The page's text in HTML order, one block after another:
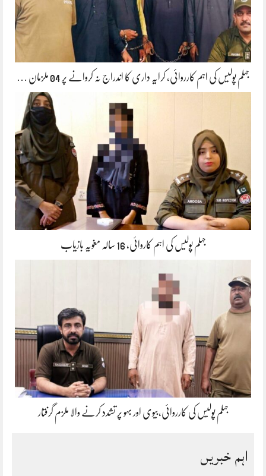
جہلم پولیس کی اہم کارروائی، کرایہ داری کا اندراج نہ کروانے پر 04 ملزمان …
جہلم پولیس کی اہم کاروائی، 16 سالہ مغویہ بازیاب
جہلم پولیس کی کارروائی،بیوی اور بہو پر تشدد کرنے والا ملزم گرفتار
اہم خبریں